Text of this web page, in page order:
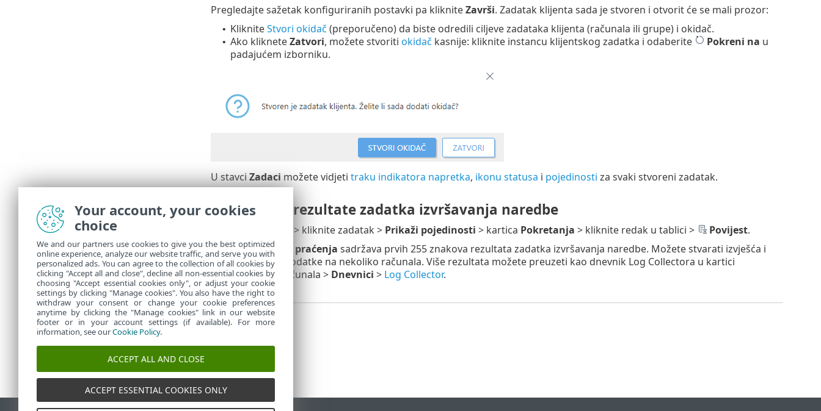
Pregledajte sažetak konfiguriranih postavki pa klikniteZavrši. Zadatak klijenta sada je stvoren i otvorit će se mali prozor:
• KlikniteStvori okidač (preporučeno) da biste odredili ciljeve zadataka klijenta (računala ili grupe) i okidač.
• Ako klikneteZatvori, možete stvoriti okidač kasnije: kliknite instancu klijentskog zadatka i odaberite Pokreni na u
padajućem izborniku.
U stavciZadacimožete vidjeti traku indikatora napretka, ikonu statusa i pojedinosti za svaki stvoreni zadatak.
Pregledajte rezultate zadatka izvršavanja naredbe
> kliknite zadatak > Prikaži pojedinosti > kartica Pokretanja > kliknite redak u tablici > Povijest.
2. StupacPoruka praćenja sadržava prvih 255 znakova rezultata zadatka izvršavanja naredbe. Možete stvarati izvješća i
obrađivati te podatke na nekoliko računala. Više rezultata možete preuzeti kao dnevnik Log Collectora u kartici
Pojedinosti
računala > Dnevnici > Log Collector.
Your account, your cookies
choice
We and our partners use cookies to give you the best optimized
online experience, analyze our website traffic, and serve you with
personalized ads. You can agree to the collection of all cookies by
clicking "Accept all and close", decline all non-essential cookies by
choosing "Accept essential cookies only", or adjust your cookie
settings by clicking "Manage cookies". You also have the right to
withdraw your consent or change your cookie preferences
anytime by clicking the "Manage cookies" link in our website
footer or in your account settings (if available). For more
information, see ourCookie Policy.
ACCEPT ALL AND CLOSE
ACCEPT ESSENTIAL COOKIES ONLY